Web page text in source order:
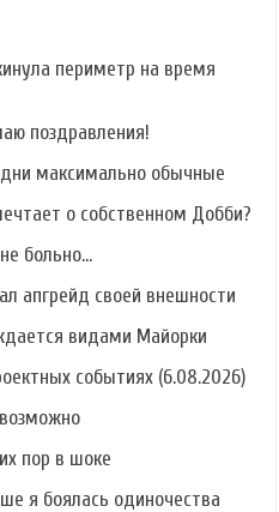
периметр на время
поздравления!
максимально обычные
о собственном Добби?
больно...
апгрейд своей внешности
видами Майорки
событиях (6.08.2026)
пор в шоке
я боялась одиночества